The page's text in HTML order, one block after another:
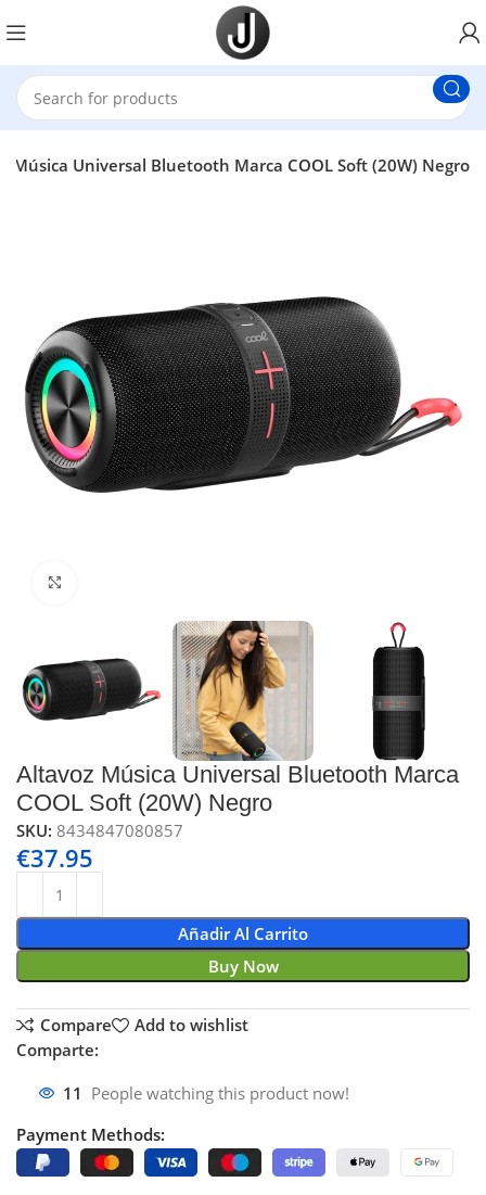
Música Universal Bluetooth Marca COOL Soft (20W) Negro
Altavoz Música Universal Bluetooth Marca
COOL Soft (20W) Negro
SKU:8434847080857
€37.95
Añadir Al Carrito
Buy Now
Compare
Add to wishlist
Comparte:
11 People watching this product now!
Payment Methods: